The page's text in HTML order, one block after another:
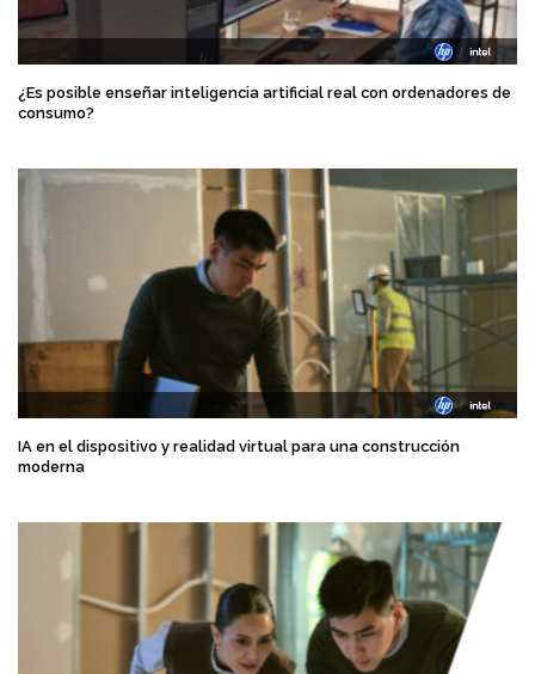
¿Es posible enseñar inteligencia artificial real con ordenadores de
consumo?
IA en el dispositivo y realidad virtual para una construcción
moderna